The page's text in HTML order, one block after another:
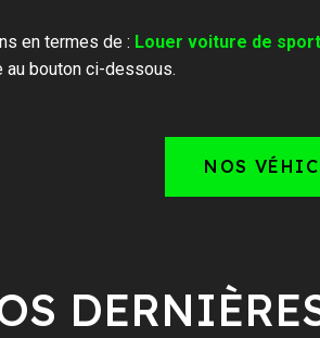
en termes de : Louer voiture de
au bouton ci-dessous.
NOS